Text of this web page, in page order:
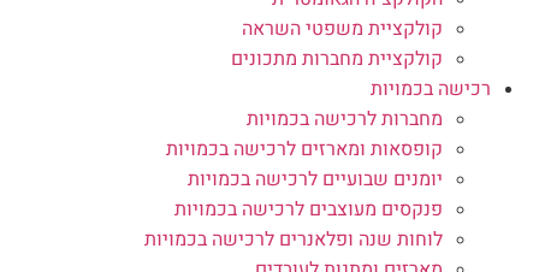
קולקציית משפטי השראה
קולקציית מחברות מתכונים
רכישה בכמויות
מחברות לרכישה בכמויות
קופסאות ומארזים לרכישה בכמויות
יומנים שבועיים לרכישה בכמויות
פנקסים מעוצבים לרכישה בכמויות
לוחות שנה ופלאנרים לרכישה בכמויות